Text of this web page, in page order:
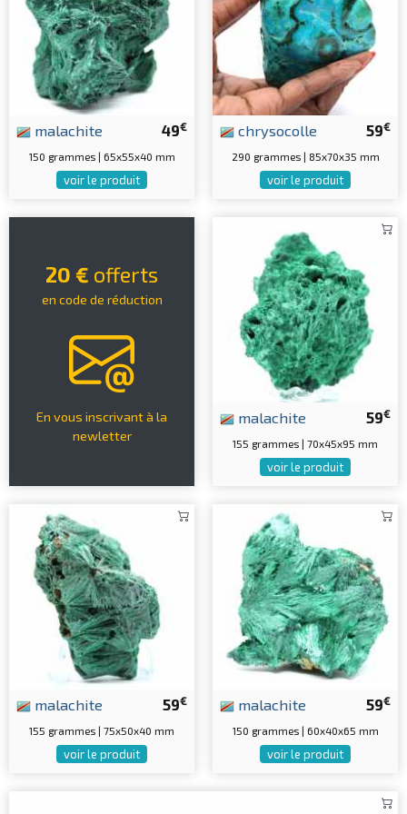
49€
malachite
150 grammes | 65x55x40 mm
voir le produit
59€
chrysocolle
290 grammes | 85x70x35 mm
voir le produit
20 € offerts
en code de réduction
En vous inscrivant à la
newletter
59€
malachite
155 grammes | 70x45x95 mm
voir le produit
59€
malachite
155 grammes | 75x50x40 mm
voir le produit
59€
malachite
150 grammes | 60x40x65 mm
voir le produit